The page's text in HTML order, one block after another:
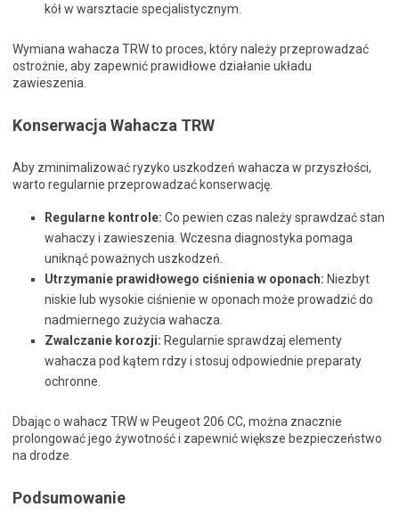
kół w warsztacie specjalistycznym.
Wymiana wahacza TRW to proces, który należy przeprowadzać
ostrożnie, aby zapewnić prawidłowe działanie układu
zawieszenia.
Konserwacja Wahacza TRW
Aby zminimalizować ryzyko uszkodzeń wahacza w przyszłości,
warto regularnie przeprowadzać konserwację.
Regularne kontrole: Co pewien czas należy sprawdzać stan
wahaczy i zawieszenia. Wczesna diagnostyka pomaga
uniknąć poważnych uszkodzeń.
Utrzymanie prawidłowego ciśnienia w oponach: Niezbyt
niskie lub wysokie ciśnienie w oponach może prowadzić do
nadmiernego zużycia wahacza.
Zwalczanie korozji: Regularnie sprawdzaj elementy
wahacza pod kątem rdzy i stosuj odpowiednie preparaty
ochronne.
Dbając o wahacz TRW w Peugeot 206 CC, można znacznie
prolongować jego żywotność i zapewnić większe bezpieczeństwo
na drodze.
Podsumowanie